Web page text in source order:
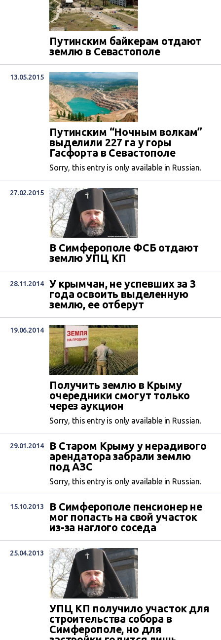
Путинским байкерам отдают
землю в Севастополе
13.05.2015
Путинским “Ночным волкам”
выделили 227 га у горы
Гасфорта в Севастополе
Sorry, this entry is only available in Russian.
27.02.2015
В Симферополе ФСБ отдают
землю УПЦ КП
28.11.2014
У крымчан, не успевших за 3
года освоить выделенную
землю, ее отберут
19.06.2014
Получить землю в Крыму
очередники смогут только
через аукцион
Sorry, this entry is only available in Russian.
29.01.2014
В Старом Крыму у нерадивого
арендатора забрали землю
под АЗС
Sorry, this entry is only available in Russian.
15.10.2013
В Симферополе пенсионер не
мог попасть на свой участок
из-за наглого соседа
25.04.2013
УПЦ КП получило участок для
строительства собора в
Симферополе, но для